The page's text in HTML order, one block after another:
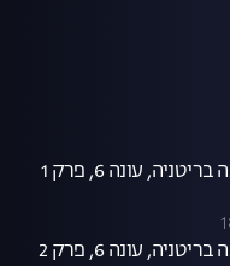
עונה 6, פרק 1
עונה 6, פרק 2